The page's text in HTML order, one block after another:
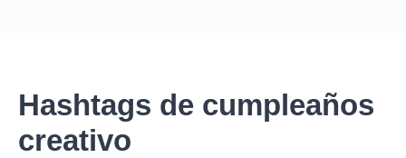
Hashtags de cumpleaños
creativo